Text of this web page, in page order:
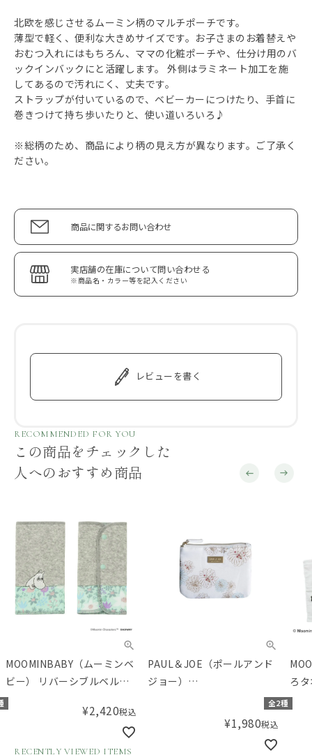
北欧を感じさせるムーミン柄のマルチポーチです。
薄型で軽く、便利な大きめサイズです。お子さまのお着替えや
おむつ入れにはもちろん、ママの化粧ポーチや、仕分け用のバ
ックインバックにと活躍します。 外側はラミネート加工を施
してあるので汚れにく、丈夫です。
ストラップが付いているので、ベビーカーにつけたり、手首に
巻きつけて持ち歩いたりと、使い道いろいろ♪
※総柄のため、商品により柄の見え方が異なります。ご了承く
ださい。
商品に関するお問い合わせ
実店舗の在庫について問い合わせる
※商品名・カラー等を記入ください
レビューを書く
RECOMMENDED FOR YOU
この商品をチェックした
人へのおすすめ商品
MOOMINBABY（ムーミンベ
ビー） リバーシブルベルト
カバー ブルーム/ミント
¥2,420税込
PAUL＆JOE（ポールアンド
ジョー）
ACCESSOIRES（アクセソ
ワ） ティッシュポーチ
全2種
¥1,980税込
ろ
RECENTLY VIEWED ITEMS